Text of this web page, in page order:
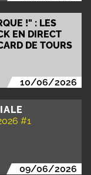
!" : LES
EN DIRECT
DE TOURS
10/06/2026
#1
09/06/2026